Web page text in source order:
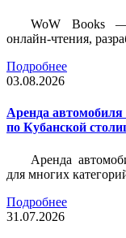
WoW Books —
онлайн-чтения,
Подробнее
03.08.2026
Аренда
по Кубанской
Аренда
для многих
Подробнее
31.07.2026